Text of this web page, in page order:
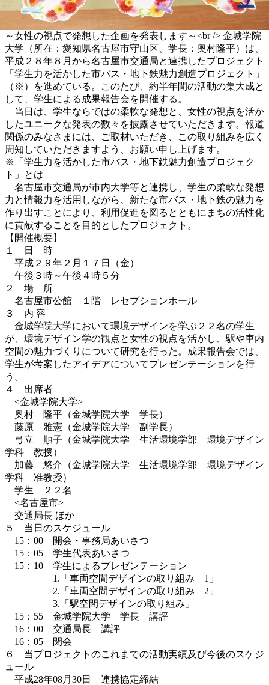
～女性の視点で発想した企画を発表します～<br /> 金城学院
大学（所在：愛知県名古屋市守山区、学長：奥村隆平）は、
平成２８年８月から名古屋市交通局と連携したプロジェクト
「学生力を活かした市バス・地下鉄魅力創造プロジェクト」
（※）を進めている。このたび、約半年間の活動の集大成と
して、学生による成果報告会を開催する。
当日は、学生ならではの柔軟な発想と、女性の視点を活か
したユニークな発表の数々を披露させていただきます。報道
関係のみなさまには、ご取材いただき、この取り組みを広く
周知していただきますよう、お願い申し上げます。
※「学生力を活かした市バス・地下鉄魅力創造プロジェク
ト」とは
名古屋市交通局が市内大学等と連携し、学生の柔軟な発想
力と情報力を活用しながら、新たな市バス・地下鉄の魅力を
作り出すことにより、利用促進を図るとともにまちの活性化
に貢献することを目的としたプロジェクト。
【開催概要】
１ 日 時
平成２９年２月１７日（金）
午後３時～午後４時５分
２ 場 所
名古屋市公館 １階 レセプションホール
３ 内 容
金城学院大学において環境デザインを学ぶ２２名の学生
が、環境デザイン学の観点と女性の視点を活かし、駅や車内
空間の魅力づくりについて研究を行った。成果報告会では、
学生が考案したアイデアについてプレゼンテーションを行
う。
４ 出席者
<金城学院大学>
奥村 隆平（金城学院大学 学長）
藤原 雅憲（金城学院大学 副学長）
弓立 順子（金城学院大学 生活環境学部 環境デザイン
学科 教授）
加藤 悠介（金城学院大学 生活環境学部 環境デザイン
学科 准教授）
学生 ２２名
<名古屋市>
交通局長 ほか
５ 当日のスケジュール
15：00 開会・事務局あいさつ
15：05 学生代表あいさつ
15：10 学生によるプレゼンテーション
1.「車両空間デザインの取り組み 1」
2.「車両空間デザインの取り組み 2」
3.「駅空間デザインの取り組み」
15：55 金城学院大学 学長 講評
16：00 交通局長 講評
16：05 閉会
６ 当プロジェクトのこれまでの活動実績及び今後のスケジ
ュール
平成28年08月30日 連携協定締結